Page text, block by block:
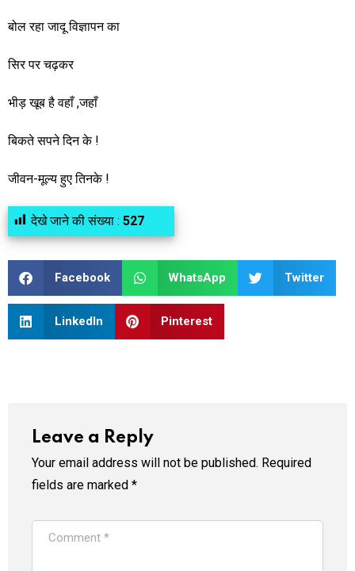
बोल रहा जादू विज्ञापन का
सिर पर चढ़कर
भीड़ खूब है वहाँ ,जहाँ
बिकते सपने दिन के !
जीवन-मूल्य हुए तिनके !
देखे जाने की संख्या : 527
Facebook WhatsApp Twitter
LinkedIn Pinterest
Leave a Reply
Your email address will not be published. Required
fields are marked *